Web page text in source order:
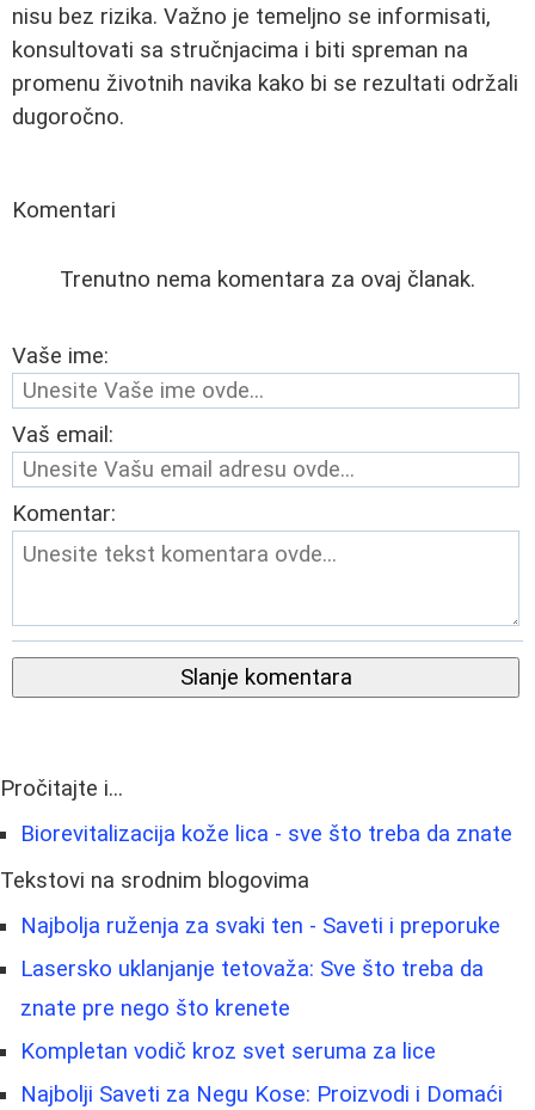
nisu bez rizika. Važno je temeljno se informisati,
konsultovati sa stručnjacima i biti spreman na
promenu životnih navika kako bi se rezultati održali
dugoročno.
Komentari
Trenutno nema komentara za ovaj članak.
Vaše ime:
Vaš email:
Komentar:
Slanje komentara
Pročitajte i...
Biorevitalizacija kože lica - sve što treba da znate
Tekstovi na srodnim blogovima
Najbolja ruženja za svaki ten - Saveti i preporuke
Lasersko uklanjanje tetovaža: Sve što treba da
znate pre nego što krenete
Kompletan vodič kroz svet seruma za lice
Najbolji Saveti za Negu Kose: Proizvodi i Domaći